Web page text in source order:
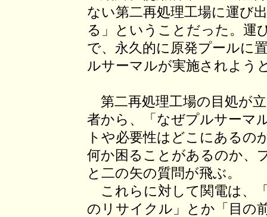
ない第二再処理工場に運び
る」ということだった。運
で、永久的に原発プールに
ルサーマルが実施されよう
第二再処理工場の目処が
者から、「なぜプルサーマ
トや必要性はどこにあるの
何か困ることがあるのか、
と二の矢の質問が飛ぶ。
これらに対して関電は、
のリサイクル」とか「目の